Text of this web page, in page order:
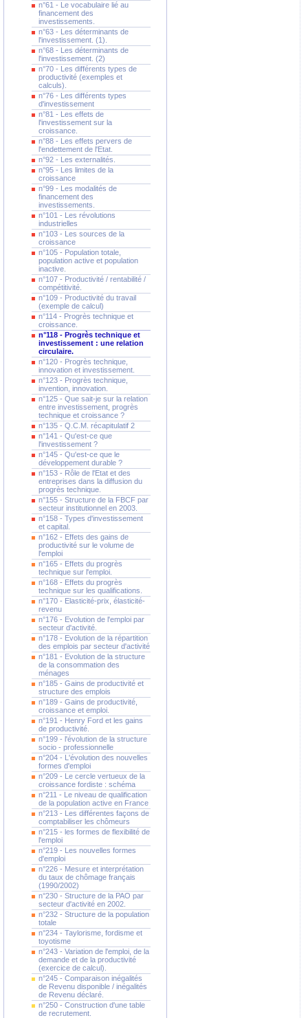
n°61 - Le vocabulaire lié au
financement des
investissements.
n°63 - Les déterminants de
l'investissement. (1).
n°68 - Les déterminants de
l'investissement. (2)
n°70 - Les différents types de
productivité (exemples et
calculs).
n°76 - Les différents types
d'investissement
n°81 - Les effets de
l'investissement sur la
croissance.
n°88 - Les effets pervers de
l'endettement de l'Etat.
n°92 - Les externalités.
n°95 - Les limites de la
croissance
n°99 - Les modalités de
financement des
investissements.
n°101 - Les révolutions
industrielles
n°103 - Les sources de la
croissance
n°105 - Population totale,
population active et population
inactive.
n°107 - Productivité / rentabilité /
compétitivité.
n°109 - Productivité du travail
(exemple de calcul)
n°114 - Progrès technique et
croissance.
n°118 - Progrès technique et
investissement : une relation
circulaire.
n°120 - Progrès technique,
innovation et investissement.
n°123 - Progrès technique,
invention, innovation.
n°125 - Que sait-je sur la relation
entre investissement, progrès
technique et croissance ?
n°135 - Q.C.M. récapitulatif 2
n°141 - Qu'est-ce que
l'investissement ?
n°145 - Qu'est-ce que le
développement durable ?
n°153 - Rôle de l'Etat et des
entreprises dans la diffusion du
progrès technique.
n°155 - Structure de la FBCF par
secteur institutionnel en 2003.
n°158 - Types d'investissement
et capital.
n°162 - Effets des gains de
productivité sur le volume de
l'emploi
n°165 - Effets du progrès
technique sur l'emploi.
n°168 - Effets du progrès
technique sur les qualifications.
n°170 - Elasticité-prix, élasticité-
revenu
n°176 - Evolution de l'emploi par
secteur d'activité.
n°178 - Evolution de la répartition
des emplois par secteur d'activité
n°181 - Evolution de la structure
de la consommation des
ménages
n°185 - Gains de productivité et
structure des emplois
n°189 - Gains de productivité,
croissance et emploi.
n°191 - Henry Ford et les gains
de productivité.
n°199 - l'évolution de la structure
socio - professionnelle
n°204 - L'évolution des nouvelles
formes d'emploi
n°209 - Le cercle vertueux de la
croissance fordiste : schéma
n°211 - Le niveau de qualification
de la population active en France
n°213 - Les différentes façons de
comptabiliser les chômeurs
n°215 - les formes de flexibilité de
l'emploi
n°219 - Les nouvelles formes
d'emploi
n°226 - Mesure et interprétation
du taux de chômage français
(1990/2002)
n°230 - Structure de la PAO par
secteur d'activité en 2002.
n°232 - Structure de la population
totale
n°234 - Taylorisme, fordisme et
toyotisme
n°243 - Variation de l'emploi, de la
demande et de la productivité
(exercice de calcul).
n°245 - Comparaison inégalités
de Revenu disponible / inégalités
de Revenu déclaré.
n°250 - Construction d'une table
de recrutement.